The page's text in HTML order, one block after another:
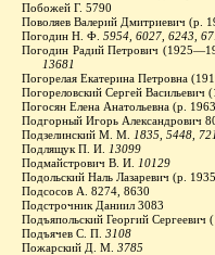
Побожей Г. 5790
Поволяев Валерий Дмитриевич (р.
Погодин Н. Ф. 5954, 6027, 6243,
Погодин Радий Петрович
13681
Погорелая Екатерина Петровна
Погореловский Сергей
Погосян Елена Анатольевна (р.
Подгорный Игорь Александрович
Подзелинский М. М. 1835, 5448,
Подлящук П. И. 13099
Подмайстрович В. И. 10129
Подольский Наль Лазаревич (р.
Подсосов А. 8274, 8630
Подстрочник Даниил 3083
Подъяпольский Георгий
Подъячев С. П. 3108
Пожарский Д. М. 3785